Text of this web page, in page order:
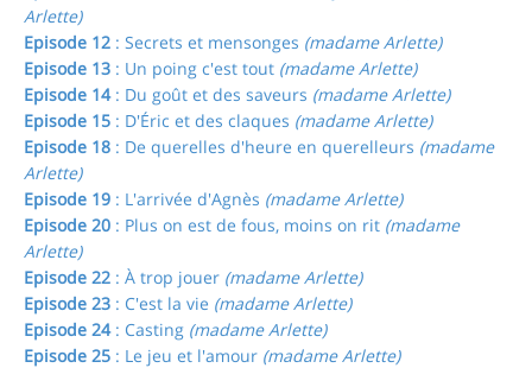
Arlette)
Episode 12 : Secrets et mensonges (madame Arlette)
Episode 13 : Un poing c'est tout (madame Arlette)
Episode 14: Du goût et des saveurs (madame Arlette)
Episode 15 : D'Éric et des claques (madame Arlette)
Episode 18 : De querelles d'heure en querelleurs (madame
Arlette)
Episode 19 : L'arrivée d'Agnès (madame Arlette)
Episode 20 : Plus on est de fous, moins on rit (madame
Arlette)
Episode 22 : À trop jouer (madame Arlette)
Episode 23 : C'est la vie (madame Arlette)
Episode 24: Casting (madame Arlette)
Episode 25 : Le jeu et l'amour (madame Arlette)